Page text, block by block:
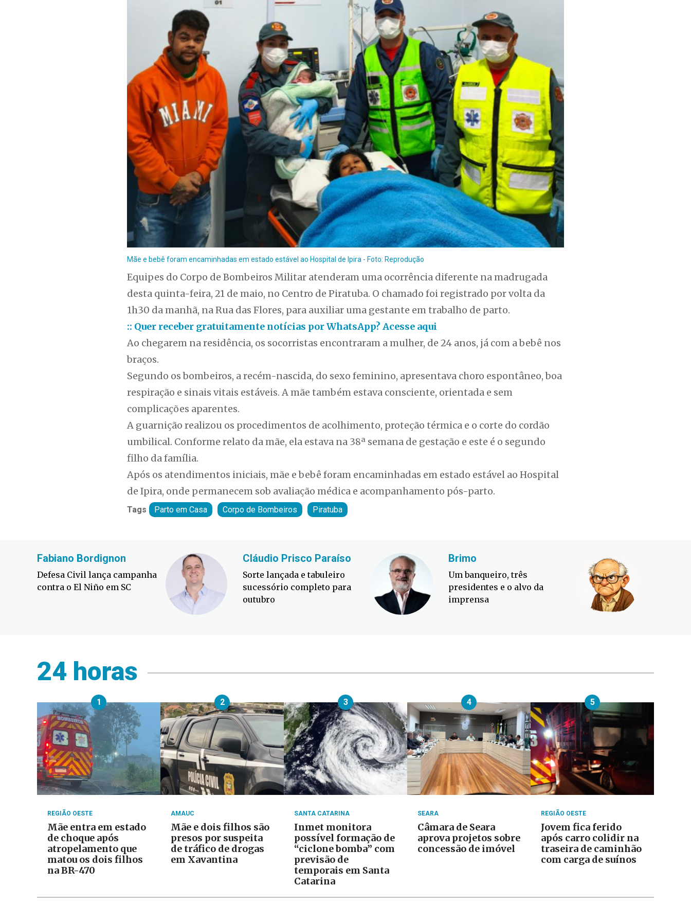
Mãe e bebê foram encaminhadas em estado estável ao Hospital de Ipira - Foto: Reprodução
Equipes do Corpo de Bombeiros Militar atenderam uma ocorrência diferente na madrugada
desta quinta-feira, 21 de maio, no Centro de Piratuba. O chamado foi registrado por volta da
1h30 da manhã, na Rua das Flores, para auxiliar uma gestante em trabalho de parto.
:: Quer receber gratuitamente notícias por WhatsApp? Acesse aqui
Ao chegarem na residência, os socorristas encontraram a mulher, de 24 anos, já com a bebê nos
braços.
Segundo os bombeiros, a recém-nascida, do sexo feminino, apresentava choro espontâneo, boa
respiração e sinais vitais estáveis. A mãe também estava consciente, orientada e sem
complicações aparentes.
A guarnição realizou os procedimentos de acolhimento, proteção térmica e o corte do cordão
umbilical. Conforme relato da mãe, ela estava na 38ª semana de gestação e este é o segundo
filho da família.
Após os atendimentos iniciais, mãe e bebê foram encaminhadas em estado estável ao Hospital
de Ipira, onde permanecem sob avaliação médica e acompanhamento pós-parto.
Tags Parto em Casa Corpo de Bombeiros Piratuba
Fabiano Bordignon
Defesa Civil lança campanha
contra o El Niño em SC
Cláudio Prisco Paraíso
Sorte lançada e tabuleiro
sucessório completo para
outubro
Brimo
Um banqueiro, três
presidentes e o alvo da
imprensa
24 horas
1
REGIÃO OESTE
Mãe entra em estado
de choque após
atropelamento que
matou os dois filhos
na BR-470
2
AMAUC
Mãe e dois filhos são
presos por suspeita
de tráfico de drogas
em Xavantina
3
SANTA CATARINA
Inmet monitora
possível formação de
“ciclone bomba” com
previsão de
temporais em Santa
Catarina
4
SEARA
Câmara de Seara
aprova projetos sobre
concessão de imóvel
5
REGIÃO OESTE
Jovem fica ferido
após carro colidir na
traseira de caminhão
com carga de suínos